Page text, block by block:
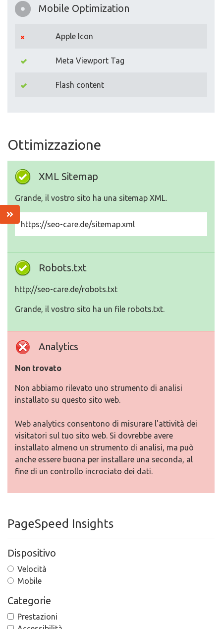
Mobile Optimization
Apple Icon
Meta Viewport Tag
Flash content
Ottimizzazione
XML Sitemap
Grande, il vostro sito ha una sitemap XML.
https://seo-care.de/sitemap.xml
Robots.txt
http://seo-care.de/robots.txt
Grande, il vostro sito ha un file robots.txt.
Analytics
Non trovato
Non abbiamo rilevato uno strumento di analisi
installato su questo sito web.
Web analytics consentono di misurare l'attività dei
visitatori sul tuo sito web. Si dovrebbe avere
installato almeno un strumento di analisi, ma può
anche essere buona per installare una seconda, al
fine di un controllo incrociato dei dati.
PageSpeed Insights
Dispositivo
Velocità
Mobile
Categorie
Prestazioni